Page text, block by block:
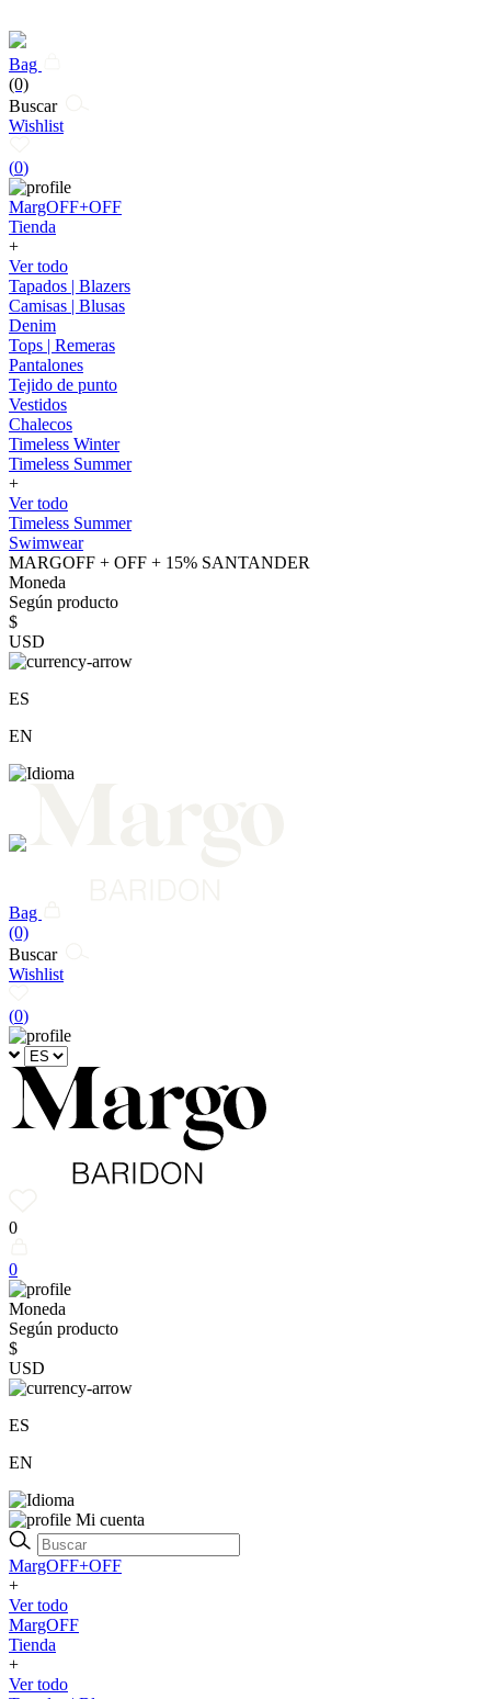
Bag
(0)
Buscar
Wishlist
(0)
MargOFF+OFF
Tienda
+
Ver todo
Tapados | Blazers
Camisas | Blusas
Denim
Tops | Remeras
Pantalones
Tejido de punto
Vestidos
Chalecos
Timeless Winter
Timeless Summer
+
Ver todo
Timeless Summer
Swimwear
MARGOFF + OFF + 15% SANTANDER
Moneda
Según producto
$
USD
ES
EN
Bag
(0)
Buscar
Wishlist
(0)
0
0
Moneda
Según producto
$
USD
ES
EN
Mi cuenta
MargOFF+OFF
+
Ver todo
MargOFF
Tienda
+
Ver todo